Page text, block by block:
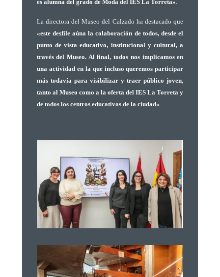
es alumna del grado de Moda del IES La Torreta».
La directora del Museo del Calzado ha destacado que
«este desfile aúna la colaboración de todos, desde el
punto de vista educativo, institucional y cultural, a
través del Museo. Al final, todos nos implicamos en
una actividad en la que incluso queremos participar
más todavía para visibilizar y traer público joven,
tanto al Museo como a la oferta del IES La Torreta y
de todos los centros educativos de la ciudad».